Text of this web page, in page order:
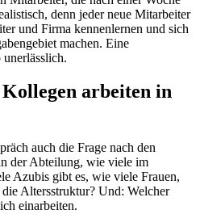
denn jeder neue Mitarbeiter
und Firma kennenlernen und sich
machen. Eine
unerlässlich.
arbeiten in
auch die Frage nach den
der Abteilung, wie viele im
Azubis gibt es, wie viele Frauen,
Altersstruktur? Und: Welcher
einarbeiten.